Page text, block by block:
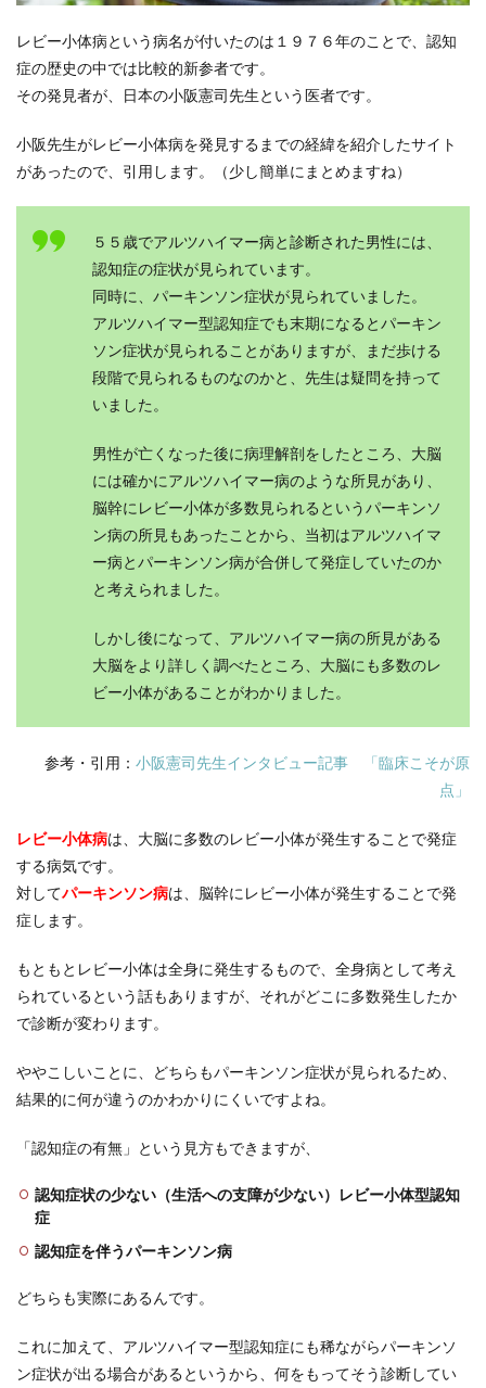
レビー小体病という病名が付いたのは１９７６年のことで、認知
症の歴史の中では比較的新参者です。
その発見者が、日本の小阪憲司先生という医者です。
小阪先生がレビー小体病を発見するまでの経緯を紹介したサイト
があったので、引用します。（少し簡単にまとめますね）
５５歳でアルツハイマー病と診断された男性には、
認知症の症状が見られています。
同時に、パーキンソン症状が見られていました。
アルツハイマー型認知症でも末期になるとパーキン
ソン症状が見られることがありますが、まだ歩ける
段階で見られるものなのかと、先生は疑問を持って
いました。
男性が亡くなった後に病理解剖をしたところ、大脳
には確かにアルツハイマー病のような所見があり、
脳幹にレビー小体が多数見られるというパーキンソ
ン病の所見もあったことから、当初はアルツハイマ
ー病とパーキンソン病が合併して発症していたのか
と考えられました。
しかし後になって、アルツハイマー病の所見がある
大脳をより詳しく調べたところ、大脳にも多数のレ
ビー小体があることがわかりました。
参考・引用： 小阪憲司先生インタビュー記事 「臨床こそが原
点」
レビー小体病は、大脳に多数のレビー小体が発生することで発症
する病気です。
対してパーキンソン病は、脳幹にレビー小体が発生することで発
症します。
もともとレビー小体は全身に発生するもので、全身病として考え
られているという話もありますが、それがどこに多数発生したか
で診断が変わります。
ややこしいことに、どちらもパーキンソン症状が見られるため、
結果的に何が違うのかわかりにくいですよね。
「認知症の有無」という見方もできますが、
認知症状の少ない（生活への支障が少ない）レビー小体型認知
症
認知症を伴うパーキンソン病
どちらも実際にあるんです。
これに加えて、アルツハイマー型認知症にも稀ながらパーキンソ
ン症状が出る場合があるというから、何をもってそう診断してい